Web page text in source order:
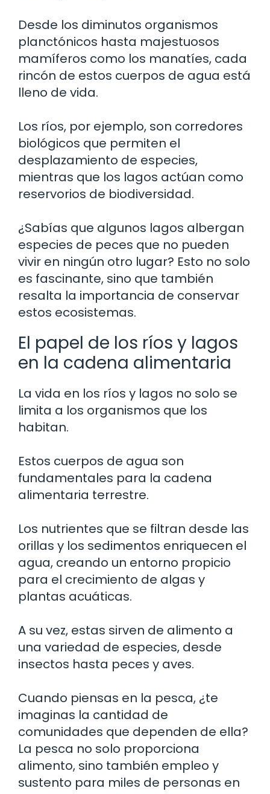
Desde los diminutos organismos
planctónicos hasta majestuosos
mamíferos como los manatíes, cada
rincón de estos cuerpos de agua está
lleno de vida.
Los ríos, por ejemplo, son corredores
biológicos que permiten el
desplazamiento de especies,
mientras que los lagos actúan como
reservorios de biodiversidad.
¿Sabías que algunos lagos albergan
especies de peces que no pueden
vivir en ningún otro lugar? Esto no solo
es fascinante, sino que también
resalta la importancia de conservar
estos ecosistemas.
El papel de los ríos y lagos
en la cadena alimentaria
La vida en los ríos y lagos no solo se
limita a los organismos que los
habitan.
Estos cuerpos de agua son
fundamentales para la cadena
alimentaria terrestre.
Los nutrientes que se filtran desde las
orillas y los sedimentos enriquecen el
agua, creando un entorno propicio
para el crecimiento de algas y
plantas acuáticas.
A su vez, estas sirven de alimento a
una variedad de especies, desde
insectos hasta peces y aves.
Cuando piensas en la pesca, ¿te
imaginas la cantidad de
comunidades que dependen de ella?
La pesca no solo proporciona
alimento, sino también empleo y
sustento para miles de personas en